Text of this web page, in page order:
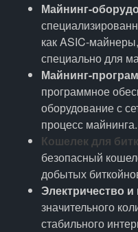
Майнинг-
как ASIC-
специально для
Майнинг-
программное
оборудование с
процесс майнинга.
Кошелек для
безопасный
добытых
Электричество и
значительного
стабильного